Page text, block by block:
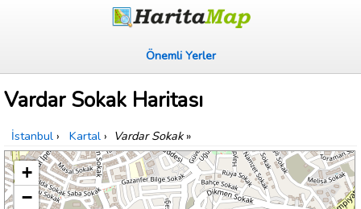
Önemli Yerler
Vardar Sokak Haritası
İstanbul › Kartal › Vardar Sokak»
+
−